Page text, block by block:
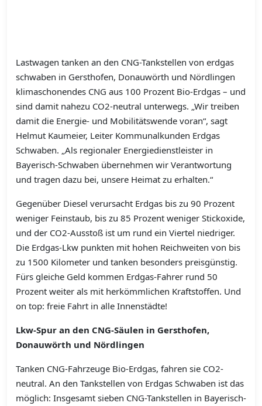
Lastwagen tanken an den CNG-Tankstellen von erdgas
schwaben in Gersthofen, Donauwörth und Nördlingen
klimaschonendes CNG aus 100 Prozent Bio-Erdgas – und
sind damit nahezu CO2-neutral unterwegs. „Wir treiben
damit die Energie- und Mobilitätswende voran“, sagt
Helmut Kaumeier, Leiter Kommunalkunden Erdgas
Schwaben. „Als regionaler Energiedienstleister in
Bayerisch-Schwaben übernehmen wir Verantwortung
und tragen dazu bei, unsere Heimat zu erhalten.“
Gegenüber Diesel verursacht Erdgas bis zu 90 Prozent
weniger Feinstaub, bis zu 85 Prozent weniger Stickoxide,
und der CO2-Ausstoß ist um rund ein Viertel niedriger.
Die Erdgas-Lkw punkten mit hohen Reichweiten von bis
zu 1500 Kilometer und tanken besonders preisgünstig.
Fürs gleiche Geld kommen Erdgas-Fahrer rund 50
Prozent weiter als mit herkömmlichen Kraftstoffen. Und
on top: freie Fahrt in alle Innenstädte!
Lkw-Spur an den CNG-Säulen in Gersthofen,
Donauwörth und Nördlingen
Tanken CNG-Fahrzeuge Bio-Erdgas, fahren sie CO2-
neutral. An den Tankstellen von Erdgas Schwaben ist das
möglich: Insgesamt sieben CNG-Tankstellen in Bayerisch-